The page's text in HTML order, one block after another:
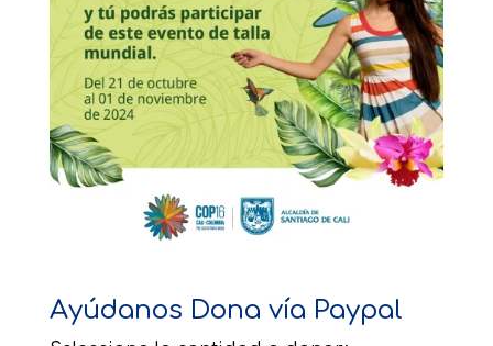
Ayúdanos Dona vía Paypal